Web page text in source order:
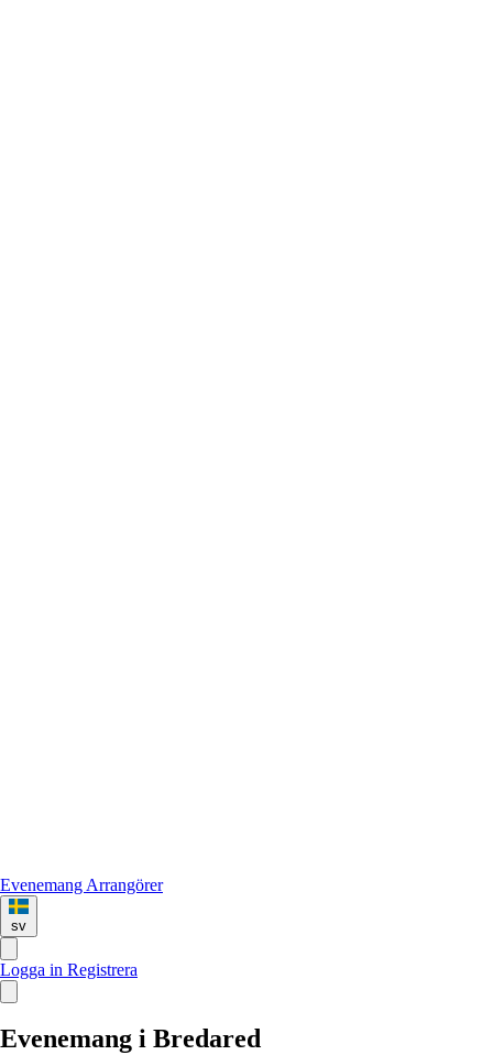
Evenemang Arrangörer
sv
Logga in Registrera
Evenemang i Bredared